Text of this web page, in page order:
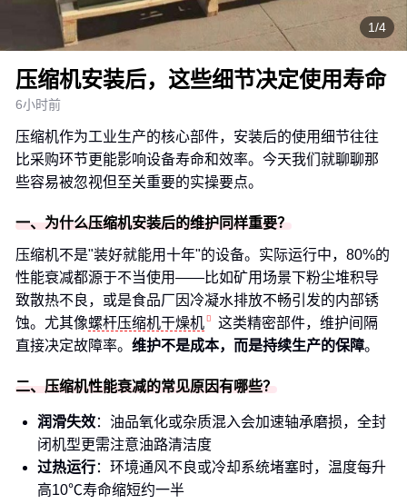
1/4
压缩机安装后，这些细节决定使用寿命
6小时前
压缩机作为工业生产的核心部件，安装后的使用细节往往
比采购环节更能影响设备寿命和效率。今天我们就聊聊那
些容易被忽视但至关重要的实操要点。
一、为什么压缩机安装后的维护同样重要？
压缩机不是"装好就能用十年"的设备。实际运行中，80%的
性能衰减都源于不当使用——比如矿用场景下粉尘堆积导
致散热不良，或是食品厂因冷凝水排放不畅引发的内部锈
蚀。尤其像螺杆压缩机干燥机
这类精密部件，维护间隔
直接决定故障率。 维护不是成本，而是持续生产的保障。
二、压缩机性能衰减的常见原因有哪些？
润滑失效：油品氧化或杂质混入会加速轴承磨损，全封
闭机型更需注意油路清洁度
过热运行：环境通风不良或冷却系统堵塞时，温度每升
高10℃寿命缩短约一半